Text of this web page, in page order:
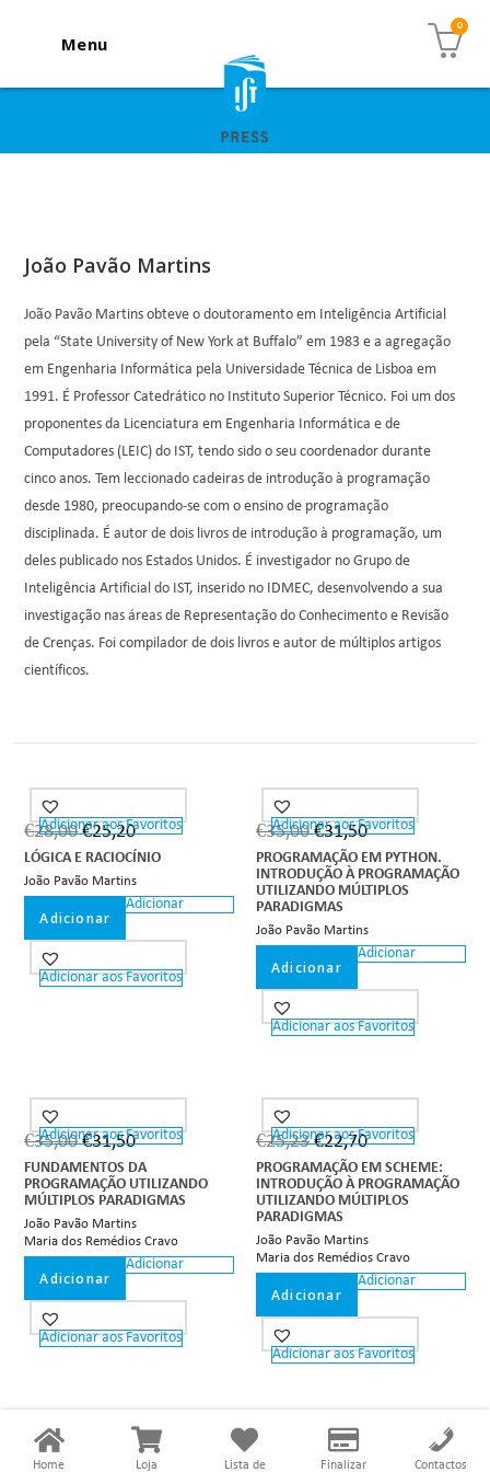
Menu
João Pavão Martins
João Pavão Martins obteve o doutoramento em Inteligência Artificial
pela “State University of New York at Buffalo” em 1983 e a agregação
em Engenharia Informática pela Universidade Técnica de Lisboa em
1991. É Professor Catedrático no Instituto Superior Técnico. Foi um dos
proponentes da Licenciatura em Engenharia Informática e de
Computadores (LEIC) do IST, tendo sido o seu coordenador durante
cinco anos. Tem leccionado cadeiras de introdução à programação
desde 1980, preocupando-se com o ensino de programação
disciplinada. É autor de dois livros de introdução à programação, um
deles publicado nos Estados Unidos. É investigador no Grupo de
Inteligência Artificial do IST, inserido no IDMEC, desenvolvendo a sua
investigação nas áreas de Representação do Conhecimento e Revisão
de Crenças. Foi compilador de dois livros e autor de múltiplos artigos
científicos.
Adicionar aos Favoritos
€28,00 €25,20
LÓGICA E RACIOCÍNIO
João Pavão Martins
Adicionar
Adicionar
Adicionar aos Favoritos
Adicionar aos Favoritos
€35,00 €31,50
PROGRAMAÇÃO EM PYTHON.
INTRODUÇÃO À PROGRAMAÇÃO
UTILIZANDO MÚLTIPLOS
PARADIGMAS
João Pavão Martins
Adicionar
Adicionar
Adicionar aos Favoritos
Adicionar aos Favoritos
€35,00 €31,50
FUNDAMENTOS DA
PROGRAMAÇÃO UTILIZANDO
MÚLTIPLOS PARADIGMAS
João Pavão Martins
Maria dos Remédios Cravo
Adicionar
Adicionar
Adicionar aos Favoritos
Adicionar aos Favoritos
€25,23 €22,70
PROGRAMAÇÃO EM SCHEME:
INTRODUÇÃO À PROGRAMAÇÃO
UTILIZANDO MÚLTIPLOS
PARADIGMAS
João Pavão Martins
Maria dos Remédios Cravo
Adicionar
Adicionar
Adicionar aos Favoritos
Home Loja Lista de Finalizar Contactos